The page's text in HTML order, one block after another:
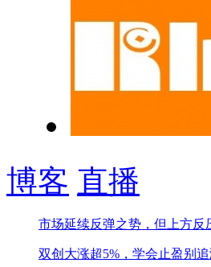
博客 直播
市场延续反弹之势，但上方反
双创大涨超5%，学会止盈别追